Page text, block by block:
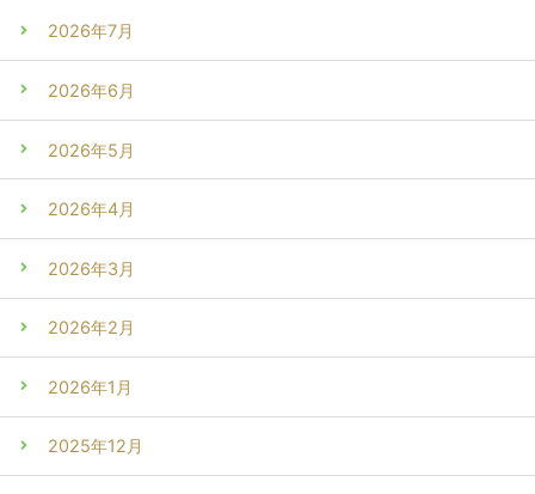
2026年7月
2026年6月
2026年5月
2026年4月
2026年3月
2026年2月
2026年1月
2025年12月